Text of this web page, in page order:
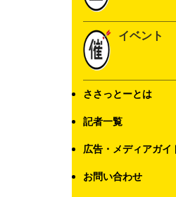
イベント
ささっとーとは
記者一覧
広告・メディアガイ
お問い合わせ